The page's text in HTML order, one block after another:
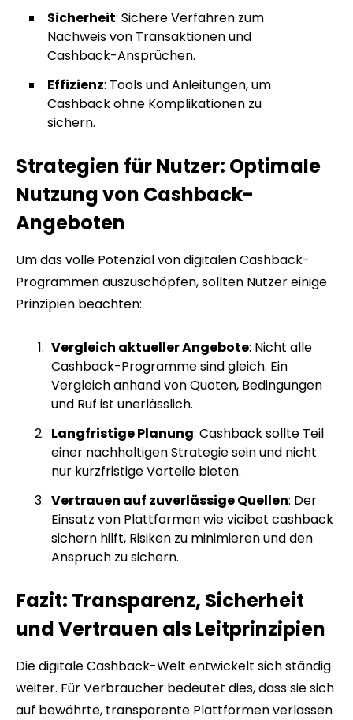
Sicherheit: Sichere Verfahren zum
Nachweis von Transaktionen und
Cashback-Ansprüchen.
Effizienz: Tools und Anleitungen, um
Cashback ohne Komplikationen zu
sichern.
Strategien für Nutzer: Optimale
Nutzung von Cashback-
Angeboten
Um das volle Potenzial von digitalen Cashback-
Programmen auszuschöpfen, sollten Nutzer einige
Prinzipien beachten:
Vergleich aktueller Angebote: Nicht alle
Cashback-Programme sind gleich. Ein
Vergleich anhand von Quoten, Bedingungen
und Ruf ist unerlässlich.
Langfristige Planung: Cashback sollte Teil
einer nachhaltigen Strategie sein und nicht
nur kurzfristige Vorteile bieten.
Vertrauen auf zuverlässige Quellen: Der
Einsatz von Plattformen wie vicibet cashback
sichern hilft, Risiken zu minimieren und den
Anspruch zu sichern.
Fazit: Transparenz, Sicherheit
und Vertrauen als Leitprinzipien
Die digitale Cashback-Welt entwickelt sich ständig
weiter. Für Verbraucher bedeutet dies, dass sie sich
auf bewährte, transparente Plattformen verlassen